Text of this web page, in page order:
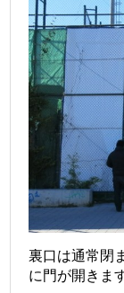
裏口は通常閉
に門が開きま